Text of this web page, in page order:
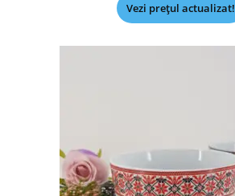
Vezi prețul actualizat!